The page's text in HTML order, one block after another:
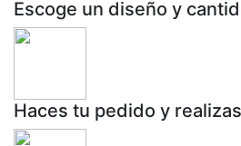
Escoge un diseño y
Haces tu pedido y